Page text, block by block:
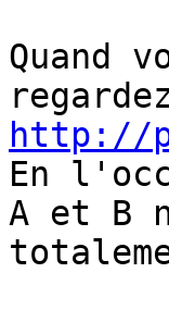
Quand
http://
En
A et B